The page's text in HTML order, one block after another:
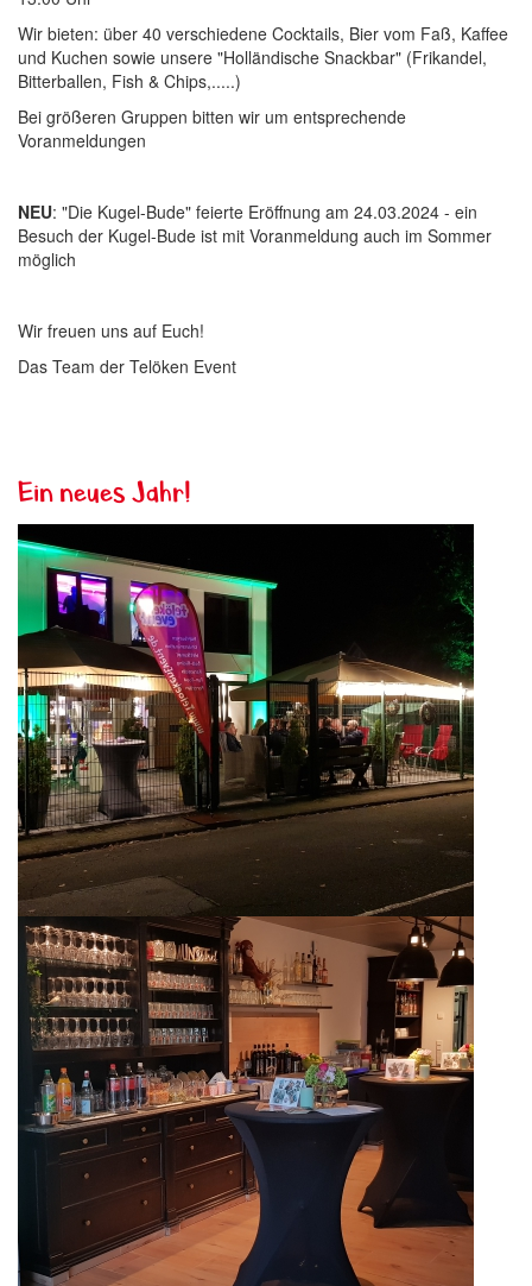
Wir bieten: über 40 verschiedene Cocktails, Bier vom Faß, Kaffee
und Kuchen sowie unsere "Holländische Snackbar" (Frikandel,
Bitterballen, Fish & Chips,.....)
Bei größeren Gruppen bitten wir um entsprechende
Voranmeldungen
NEU: "Die Kugel-Bude" feierte Eröffnung am 24.03.2024 - ein
Besuch der Kugel-Bude ist mit Voranmeldung auch im Sommer
möglich
Wir freuen uns auf Euch!
Das Team der Telöken Event
Ein neues Jahr!